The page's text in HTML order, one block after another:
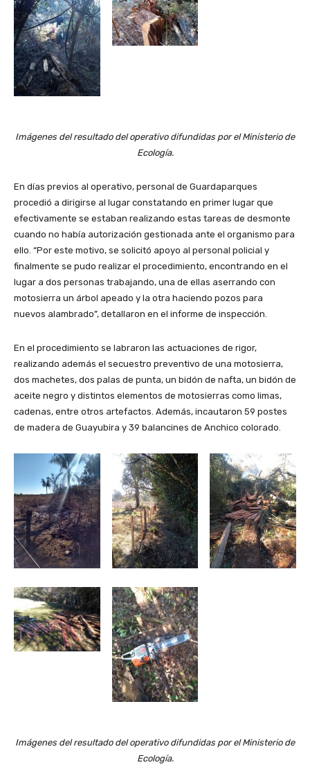
Imágenes del resultado del operativo difundidas por el Ministerio de
Ecología.
En días previos al operativo, personal de Guardaparques
procedió a dirigirse al lugar constatando en primer lugar que
efectivamente se estaban realizando estas tareas de desmonte
cuando no había autorización gestionada ante el organismo para
ello. “Por este motivo, se solicitó apoyo al personal policial y
finalmente se pudo realizar el procedimiento, encontrando en el
lugar a dos personas trabajando, una de ellas aserrando con
motosierra un árbol apeado y la otra haciendo pozos para
nuevos alambrado”, detallaron en el informe de inspección.
En el procedimiento se labraron las actuaciones de rigor,
realizando además el secuestro preventivo de una motosierra,
dos machetes, dos palas de punta, un bidón de nafta, un bidón de
aceite negro y distintos elementos de motosierras como limas,
cadenas, entre otros artefactos. Además, incautaron 59 postes
de madera de Guayubira y 39 balancines de Anchico colorado.
Imágenes del resultado del operativo difundidas por el Ministerio de
Ecología.